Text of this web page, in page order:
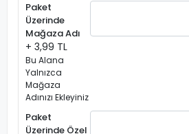
Paket
Üzerinde
Mağaza Adı
+ 3,99 TL
Bu Alana
Yalnızca
Mağaza
Adınızı Ekleyiniz
Paket
Üzerinde Özel